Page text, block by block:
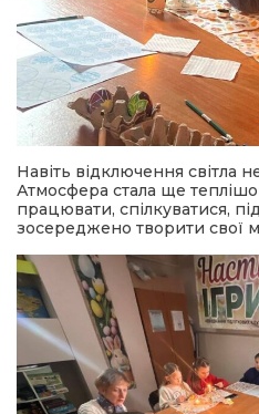
Навіть відключення світла
Атмосфера стала ще
працювати, спілкуватися,
зосереджено творити свої